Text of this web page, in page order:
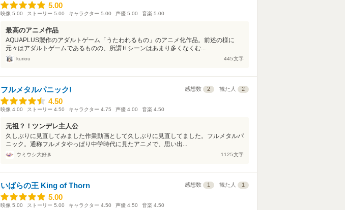
5.00
5.00
映像 5.00 ストーリー 5.00 キャラクター 5.00 声優 5.00 音楽 5.00
最高のアニメ作品
AQUAPLUS製作のアダルトゲーム「うたわれるもの」のアニメ化作品。前述の様に
元々はアダルトゲームであるものの、所謂Ｈシーンはあまり多くなくむ...
kuriou 445文字
フルメタルパニック! 感想数 2 観た人 2
4.50
4.50
映像 4.00 ストーリー 4.50 キャラクター 4.75 声優 4.00 音楽 4.50
元祖？！ツンデレ主人公
久しぶりに見直してみました作業動画として久しぶりに見直してました。フルメタルパ
ニック。通称フルメタやっぱり中学時代に見たアニメで、思い出...
ウミウシ大好き 1125文字
いばらの王 King of Thorn 感想数 1 観た人 1
5.00
5.00
映像 5.00 ストーリー 5.00 キャラクター 4.50 声優 4.50 音楽 4.50